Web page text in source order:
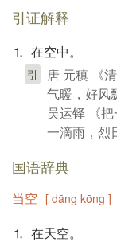
引证解释
⒈ 在空中。
引
唐 元稹 《
气暖，好风
吴运铎 《把
一滴雨，烈
国语辞典
当空 [ dāng kōng ]
⒈ 在天空。